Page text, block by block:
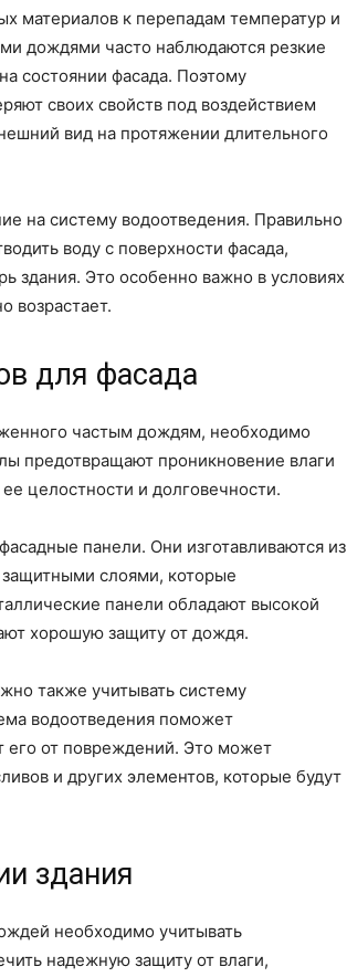
материалов к перепадам температур и
дождями часто наблюдаются резкие
состоянии фасада. Поэтому
своих свойств под воздействием
вид на протяжении длительного
на систему водоотведения. Правильно
воду с поверхности фасада,
здания. Это особенно важно в условиях
возрастает.
для фасада
частым дождям, необходимо
предотвращают проникновение влаги
целостности и долговечности.
панели. Они изготавливаются из
слоями, которые
панели обладают высокой
хорошую защиту от дождя.
также учитывать систему
водоотведения поможет
его от повреждений. Это может
и других элементов, которые будут
здания
необходимо учитывать
надежную защиту от влаги,